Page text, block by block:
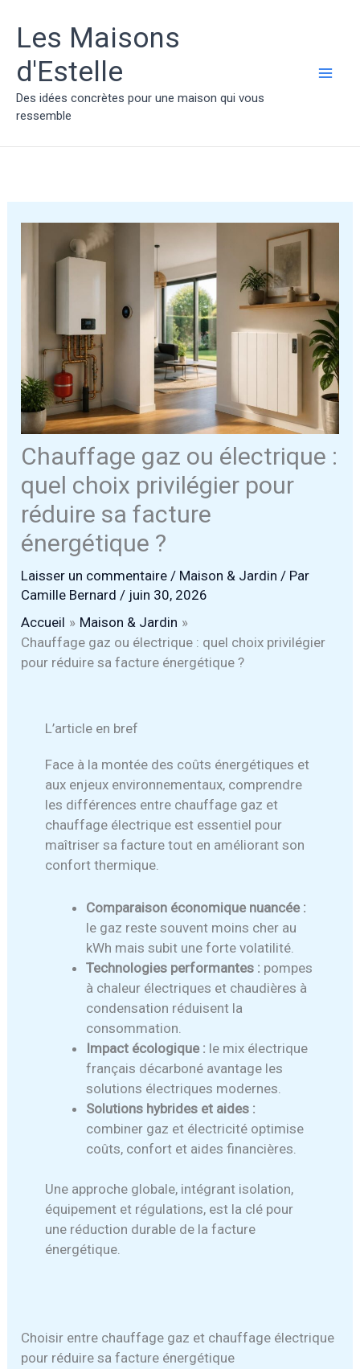
contenu
Les Maisons
d'Estelle
Des idées concrètes pour une maison qui vous
ressemble
Chauffage gaz ou électrique :
quel choix privilégier pour
réduire sa facture
énergétique ?
Laisser un commentaire / Maison & Jardin / Par
Camille Bernard/ juin 30, 2026
Accueil
Maison & Jardin
Chauffage gaz ou électrique : quel choix privilégier
pour réduire sa facture énergétique ?
L’article en bref
Face à la montée des coûts énergétiques et
aux enjeux environnementaux, comprendre
les différences entre chauffage gaz et
chauffage électrique est essentiel pour
maîtriser sa facture tout en améliorant son
confort thermique.
Comparaison économique nuancée :
le gaz reste souvent moins cher au
kWh mais subit une forte volatilité.
Technologies performantes : pompes
à chaleur électriques et chaudières à
condensation réduisent la
consommation.
Impact écologique : le mix électrique
français décarboné avantage les
solutions électriques modernes.
Solutions hybrides et aides :
combiner gaz et électricité optimise
coûts, confort et aides financières.
Une approche globale, intégrant isolation,
équipement et régulations, est la clé pour
une réduction durable de la facture
énergétique.
Choisir entre chauffage gaz et chauffage électrique
pour réduire sa facture énergétique